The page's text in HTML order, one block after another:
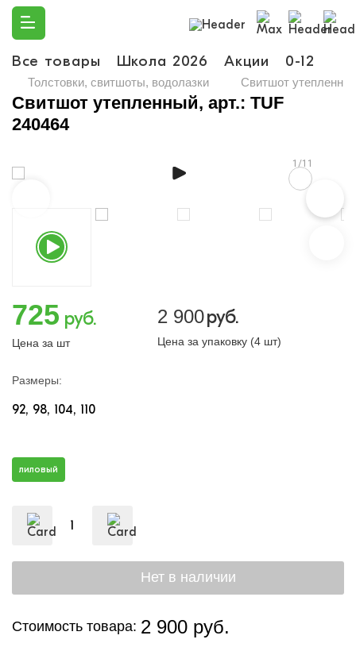
Все товары Школа 2026 Акции 0-12
Толстовки, свитшоты, водолазки Свитшот
Свитшот утепленный, арт.: TUF
240464
1/11
725 руб.
Цена за шт
2 900руб.
Цена за упаковку (4 шт)
Размеры:
92 98 104 110
лиловый
Стоимость товара: 2 900 руб.